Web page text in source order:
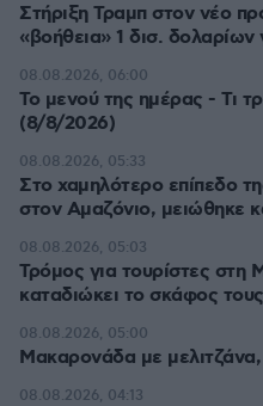
Στήριξη Τραμπ στον νέο
«βοήθεια» 1 δισ. δολαρίων
Το μενού της ημέρας - Τι
(8/8/2026)
08.08.2026, 06:00
Στο χαμηλότερο επίπεδο
στον Αμαζόνιο, μειώθηκε
08.08.2026, 05:33
Τρόμος για τουρίστες στη
καταδιώκει το σκάφος
08.08.2026, 05:03
Μακαρονάδα με
08.08.2026, 05:00
08.08.2026, 04:13